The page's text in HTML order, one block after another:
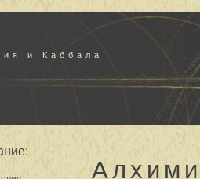
и Каббала